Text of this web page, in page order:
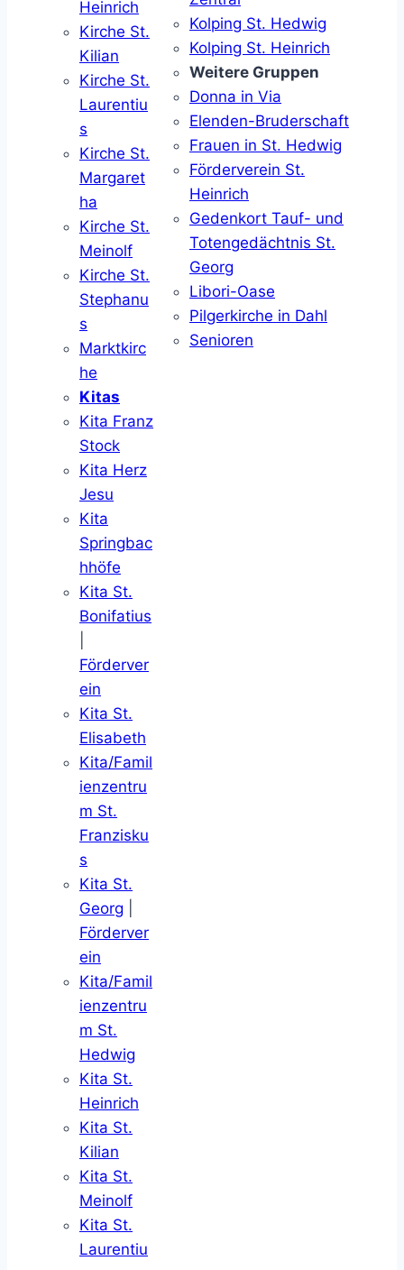
Heinrich
Kirche St.
Kilian
Kirche St.
Laurentiu
s
Kirche St.
Margaret
ha
Kirche St.
Meinolf
Kirche St.
Stephanu
s
Marktkirc
he
Kitas
Kita Franz
Stock
Kita Herz
Jesu
Kita
Springbac
hhöfe
Kita St.
Bonifatius
Förderver
ein
Kita St.
Elisabeth
Kita/Famil
ienzentru
m St.
Franzisku
s
Kita St.
Georg
Förderver
ein
Kita/Famil
ienzentru
m St.
Hedwig
Kita St.
Heinrich
Kita St.
Kilian
Kita St.
Meinolf
Kita St.
Laurentiu
Kolping St. Hedwig
Kolping St. Heinrich
Weitere Gruppen
Donna in Via
Elenden-Bruderschaft
Frauen in St. Hedwig
Förderverein St.
Heinrich
Gedenkort Tauf- und
Totengedächtnis St.
Georg
Libori-Oase
Pilgerkirche in Dahl
Senioren